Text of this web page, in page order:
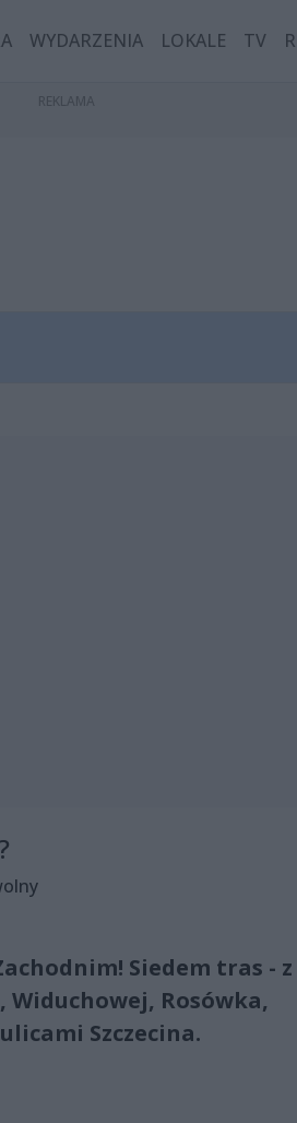
WYDARZENIA LOKALE TV
Siedem tras - z
Rosówka,
Szczecina.